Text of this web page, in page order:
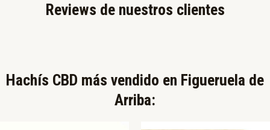
Reviews de nuestros clientes
Hachís CBD más vendido en Figueruela de
Arriba:​